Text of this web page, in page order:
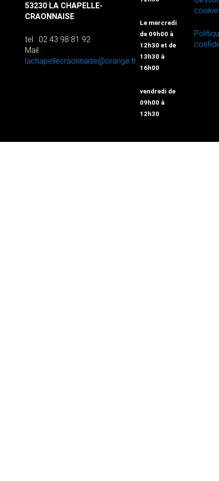
53230 LA CHAPELLE-
CRAONNAISE
tel : 02 43 98 81 92
Mail :
lachapellecraonnaise@orange.fr
Le mercredi
de 09h00 à
12h30 et de
13h30 à
16h00
vendredi de
09h00 à
12h30